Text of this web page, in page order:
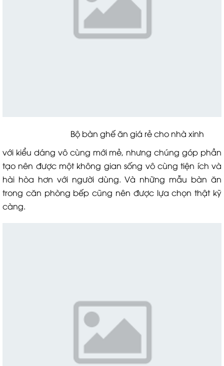
Bộ bàn ghế ăn giá rẻ cho nhà xinh
với kiểu dáng vô cùng mới mẻ, nhưng chúng góp phần
tạo nên được một không gian sống vô cùng tiện ích và
hài hòa hơn với người dùng. Và những mẫu bàn ăn
trong căn phòng bếp cũng nên được lựa chọn thật kỹ
càng.